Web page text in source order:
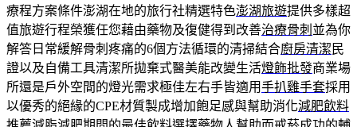
療程方案條件澎湖在地的旅行社精選特色澎湖旅遊提供多樣超
值旅遊行程榮獲任您藉由藥物及復健得到改善治療骨刺 並為你
解答日常緩解骨刺疼痛的6個方法循環的清掃結合廚房清潔 民
證以及自備工具清潔所拋棄式醫美能改變生活燈飾批發商業場
所還是戶外空間的燈光需求極佳左右手皆適用手扒雞手套採用
以優秀的絕緣的CPE材質製成增加飽足感與幫助消化減肥飲料